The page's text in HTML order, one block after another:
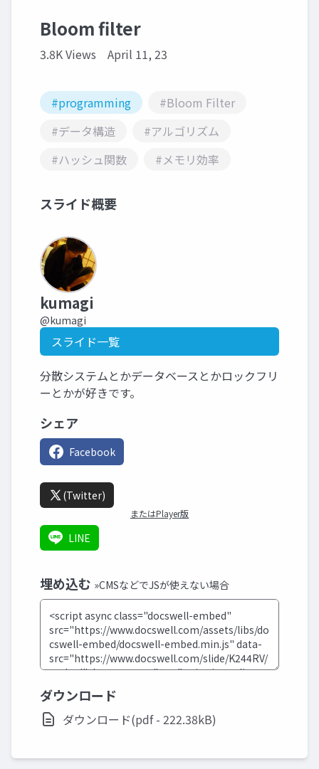
Bloom filter
3.8K Views April 11, 23
#programming
#Bloom Filter
#データ構造
#アルゴリズム
#ハッシュ関数
#メモリ効率
スライド概要
kumagi
@kumagi
スライド一覧
分散システムとかデータベースとかロックフリ
ーとかが好きです。
シェア
Facebook
(Twitter)
またはPlayer版
LINE
埋め込む »CMSなどでJSが使えない場合
ダウンロード
ダウンロード(pdf - 222.38kB)